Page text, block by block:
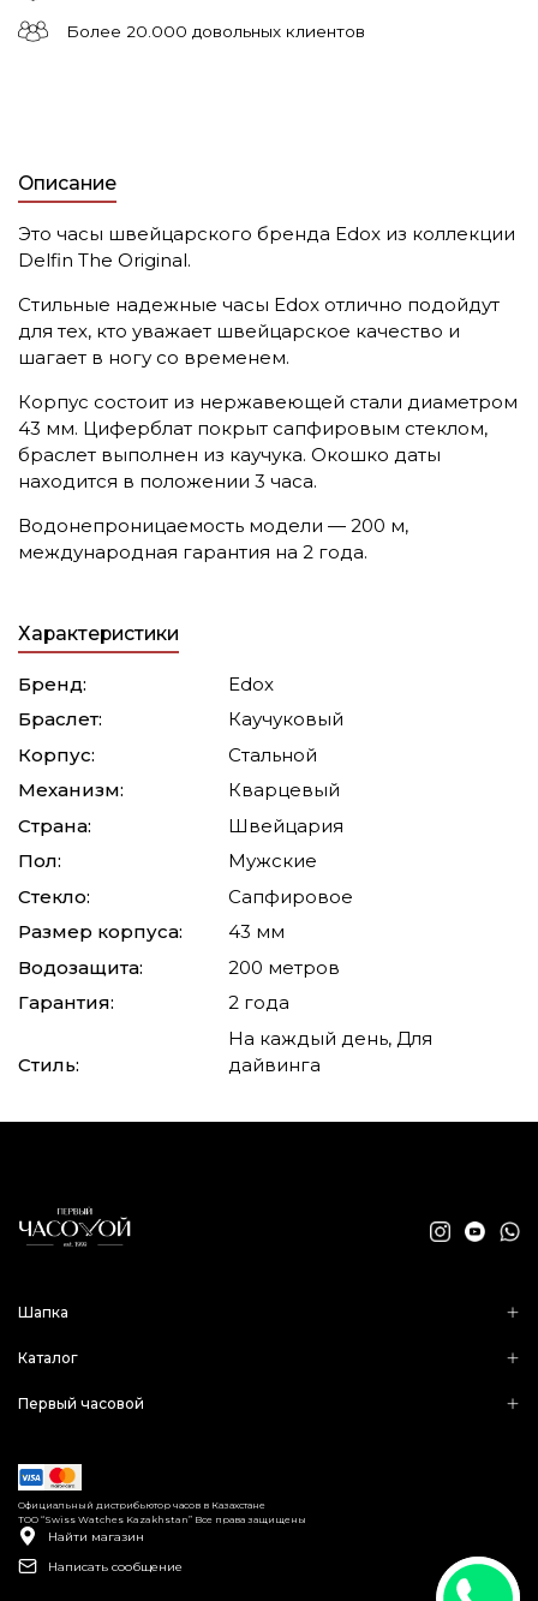
Более 20.000 довольных клиентов
Описание
Это часы швейцарского бренда Edox из коллекции
Delfin The Original.
Стильные надежные часы Edox отлично подойдут
для тех, кто уважает швейцарское качество и
шагает в ногу со временем.
Корпус состоит из нержавеющей стали диаметром
43 мм. Циферблат покрыт сапфировым стеклом,
браслет выполнен из каучука. Окошко даты
находится в положении 3 часа.
Водонепроницаемость модели — 200 м,
международная гарантия на 2 года.
Характеристики
Бренд:
Edox
Браслет:
Каучуковый
Корпус:
Стальной
Механизм:
Кварцевый
Страна:
Швейцария
Пол:
Мужские
Стекло:
Сапфировое
Размер корпуса:
43 мм
Водозащита:
200 метров
Гарантия:
2 года
Стиль:
На каждый день, Для
дайвинга
Шапка
Каталог
Первый часовой
Найти магазин
Написать сообщение
ТОО “Swiss Watches Kazakhstan” Все права защищены
Официальный дистрибьютор часов в Казахстане